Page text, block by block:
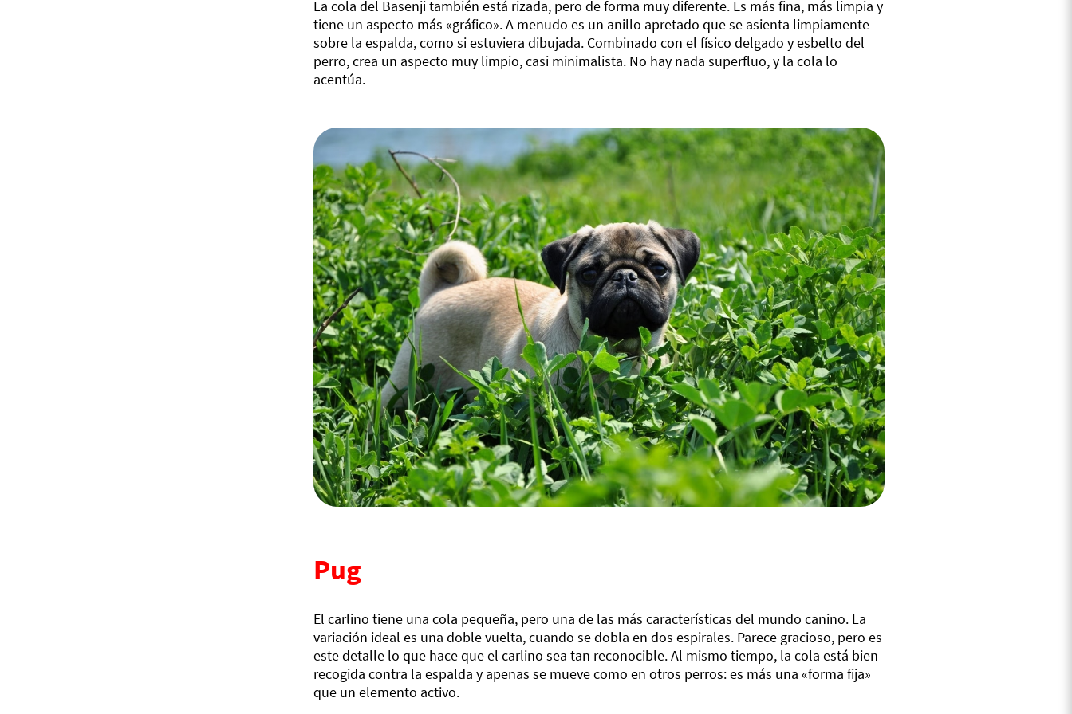
La cola del Basenji también está rizada, pero de forma muy diferente. Es más fina, más limpia y
tiene un aspecto más «gráfico». A menudo es un anillo apretado que se asienta limpiamente
sobre la espalda, como si estuviera dibujada. Combinado con el físico delgado y esbelto del
perro, crea un aspecto muy limpio, casi minimalista. No hay nada superfluo, y la cola lo
acentúa.
Pug
El carlino tiene una cola pequeña, pero una de las más características del mundo canino. La
variación ideal es una doble vuelta, cuando se dobla en dos espirales. Parece gracioso, pero es
este detalle lo que hace que el carlino sea tan reconocible. Al mismo tiempo, la cola está bien
recogida contra la espalda y apenas se mueve como en otros perros: es más una «forma fija»
que un elemento activo.